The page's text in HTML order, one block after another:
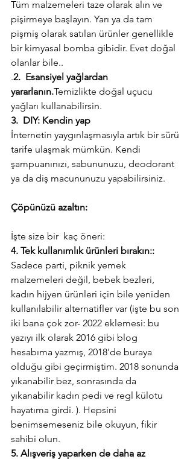
Tüm malzemeleri taze olarak alın ve
pişirmeye başlayın. Yarı ya da tam
pişmiş olarak satılan ürünler genellikle
bir kimyasal bomba gibidir. Evet doğal
olanlar bile..
.2.  Esansiyel yağlardan
yararlanın.Temizlikte doğal uçucu
yağları kullanabilirsin.
3.  DIY: Kendin yap
İnternetin yaygınlaşmasıyla artık bir sürü
tarife ulaşmak mümkün. Kendi
şampuanınızı, sabununuzu, deodorant
ya da diş macununuzu yapabilirsiniz.
Çöpünüzü azaltın:
İşte size bir  kaç öneri:
4. Tek kullanımlık ürünleri bırakın::
Sadece parti, piknik yemek
malzemeleri değil, bebek bezleri,
kadın hijyen ürünleri için bile yeniden
kullanılabilir alternatifler var (işte bu son
iki bana çok zor- 2022 eklemesi: bu
yazıyı ilk olarak 2016 gibi blog
hesabıma yazmış, 2018'de buraya
olduğu gibi geçirmiştim. 2018 sonunda
yıkanabilir bez, sonrasında da
yıkanabilir kadın pedi ve regl külotu
hayatıma girdi. ). Hepsini
benimsemeseniz bile okuyun, fikir
sahibi olun.
5. Alışveriş yaparken de daha az